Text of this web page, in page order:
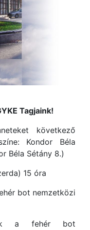
Tagjaink!
következő
Kondor Béla
Béla Sétány 8.)
15 óra
bot nemzetközi
a fehér bot